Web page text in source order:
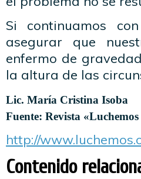
Si continuamos
asegurar que
enfermo de
la altura de las
Lic. María Cristina Isoba
Fuente: Revista
http://
Contenido